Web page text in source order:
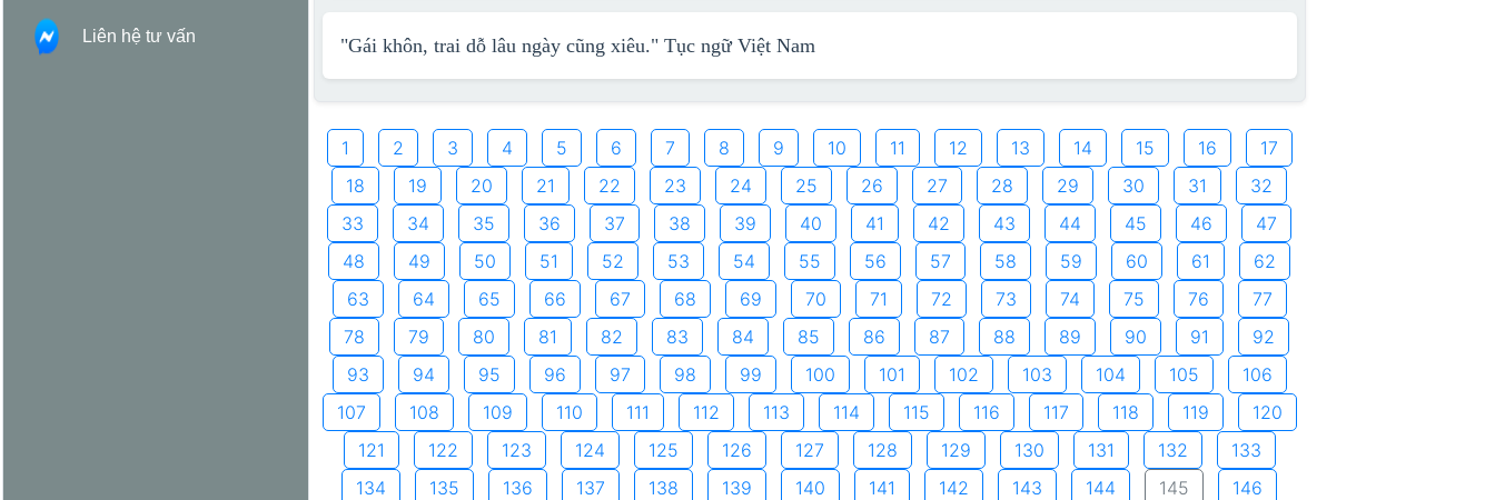
Liên hệ tư vấn "Gái khôn, trai dỗ lâu ngày cũng xiêu." Tục ngữ Việt Nam
1 2 3 4 5 6 7 8 9 10 11 12 13 14 15 16
17
18
19 20 21 22 23 24 25 26 27 28 29 30 31
32
33
34 35 36 37 38 39 40 41 42 43 44 45 46
47
48
49 50 51 52 53 54 55 56 57 58 59 60 61
62
63
64 65 66 67 68 69 70 71 72 73 74 75 76
77
78
79 80 81 82 83 84 85 86 87 88 89 90 91
92
93
94 95 96 97 98 99 100 101 102 103 104 105
106
107
108 109 110 111 112 113 114 115 116 117 118 119
120
121
122 123 124 125 126 127 128 129 130 131 132
133
134
135 136 137 138 139 140 141 142 143 144 145 146